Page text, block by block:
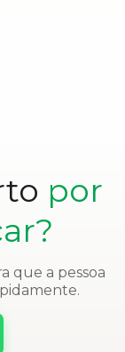
por
que a pessoa